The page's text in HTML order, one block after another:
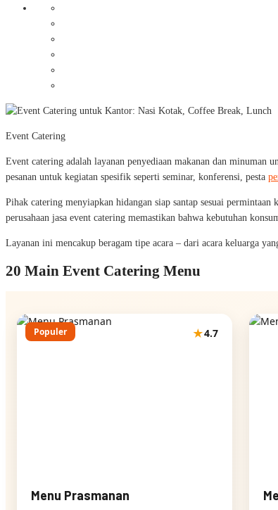
Event Catering
Event catering adalah layanan penyediaan makanan dan minuman
pesanan untuk kegiatan spesifik seperti seminar, konferensi, pesta
Pihak catering menyiapkan hidangan siap santap sesuai
perusahaan jasa event catering memastikan bahwa kebutuhan
Layanan ini mencakup beragam tipe acara – dari acara keluarga
20 Main Event Catering Menu
Populer ★4.7
Menu Prasmanan